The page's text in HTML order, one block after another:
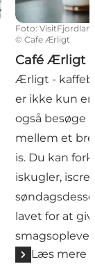
Foto:
©Cafe Ærligt
Café Ærligt
Ærligt -
er ikke kun
også besøge
mellem et
is. Du kan
iskugler,
lavet for at
Læs mere